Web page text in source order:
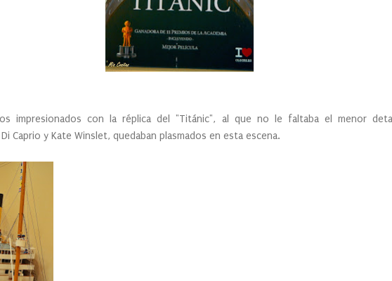
impresionados con la réplica del "Titánic", al que no le faltaba el menor
Caprio y Kate Winslet, quedaban plasmados en esta escena.